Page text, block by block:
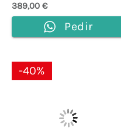
389,00 €
Pedir
-40%
139,00 €.